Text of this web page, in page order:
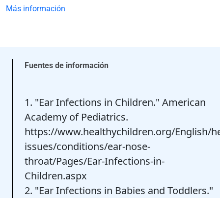
Más información
Fuentes de información
1. "Ear Infections in Children." American
Academy of Pediatrics.
https://www.healthychildren.org/English/
issues/conditions/ear-nose-
throat/Pages/Ear-Infections-in-
Children.aspx
2. "Ear Infections in Babies and Toddlers."